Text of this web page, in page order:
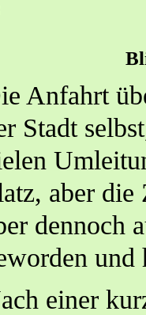
Anfahrt
Stadt
aber
dennoch
und
einer